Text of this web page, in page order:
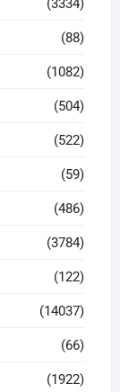
(3334)
(88)
(1082)
(504)
(522)
(59)
(486)
(3784)
(122)
(14037)
(66)
(1922)